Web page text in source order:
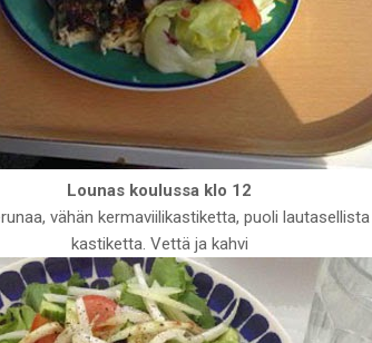
Lounas koulussa klo 12
vähän kermaviilikastiketta, puoli
kastiketta. Vettä ja kahvi